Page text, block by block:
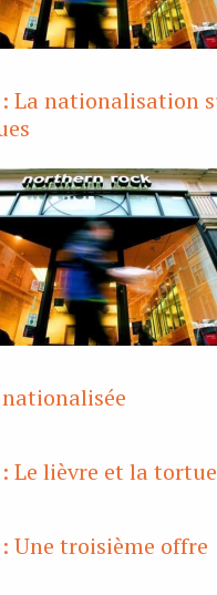
La nationalisation
Le lièvre et la tortue
Une troisième offre